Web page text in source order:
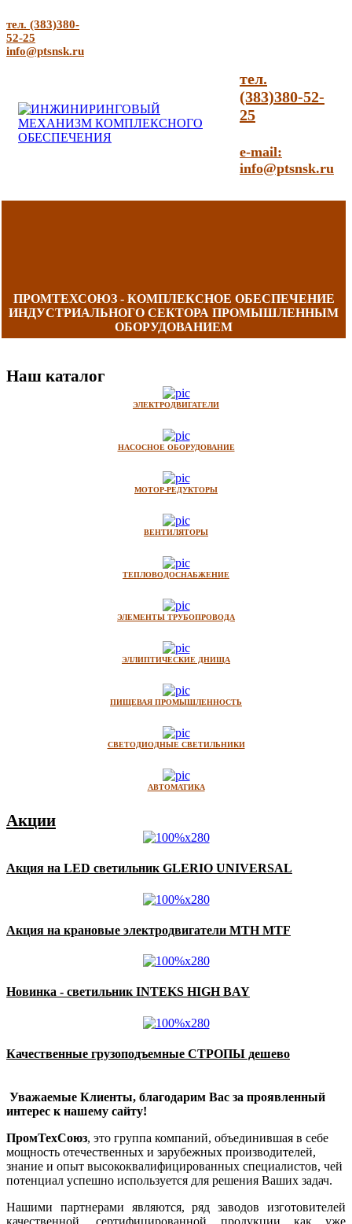
тел. (383)380-
52-25
info@ptsnsk.ru
тел.
(383)380-52-
25
e-mail:
info@ptsnsk.ru
ПРОМТЕХСОЮЗ - КОМПЛЕКСНОЕ ОБЕСПЕЧЕНИЕ
ИНДУСТРИАЛЬНОГО СЕКТОРА ПРОМЫШЛЕННЫМ
ОБОРУДОВАНИЕМ
Наш каталог
ЭЛЕКТРОДВИГАТЕЛИ
НАСОСНОЕ ОБОРУДОВАНИЕ
МОТОР-РЕДУКТОРЫ
ВЕНТИЛЯТОРЫ
ТЕПЛОВОДОСНАБЖЕНИЕ
ЭЛЕМЕНТЫ ТРУБОПРОВОДА
ЭЛЛИПТИЧЕСКИЕ ДНИЩА
ПИЩЕВАЯ ПРОМЫШЛЕННОСТЬ
СВЕТОДИОДНЫЕ СВЕТИЛЬНИКИ
АВТОМАТИКА
Акции
Акция на LED светильник GLERIO UNIVERSAL
Акция на крановые электродвигатели MTH MTF
Новинка - светильник INTEKS HIGH BAY
Качественные грузоподъемные СТРОПЫ дешево
Уважаемые Клиенты, благодарим Вас за проявленный
интерес к нашему сайту!
ПромТехСоюз, это группа компаний, объединившая в себе
мощность отечественных и зарубежных производителей,
знание и опыт высококвалифицированных специалистов, чей
потенциал успешно используется для решения Ваших задач.
Нашими партнерами являются, ряд заводов изготовителей